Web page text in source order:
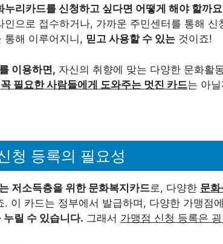
누리카드를 신청하고 싶다면 어떻게 해야 할까
인으로 접수하거나, 가까운 주민센터를 통해
통해 이루어지니, 믿고 사용할 수 있는 것이죠!
이용하면, 자신의 취향에 맞는 다양한 문화활
꼭 필요한 사람들에게 도와주는 멋진 카드는 아
청 등록의 필요성
저소득층을 위한 문화복지카드로, 다양한 문화
. 이 카드는 정부에서 발급하며, 다양한 가맹점
누릴 수 있습니다. 그래서 가맹점 신청 등록은